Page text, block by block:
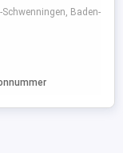
die direkt ins
sind etwas
dann gibt es
Hündin mit
schwarz-weiß-
...
Baden-